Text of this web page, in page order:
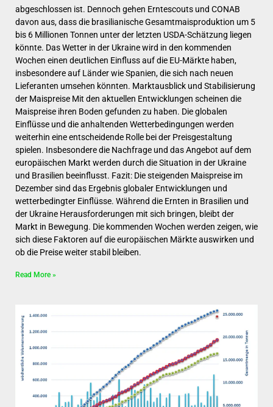
abgeschlossen ist. Dennoch gehen Erntescouts und CONAB
davon aus, dass die brasilianische Gesamtmaisproduktion um 5
bis 6 Millionen Tonnen unter der letzten USDA-Schätzung liegen
könnte. Das Wetter in der Ukraine wird in den kommenden
Wochen einen deutlichen Einfluss auf die EU-Märkte haben,
insbesondere auf Länder wie Spanien, die sich nach neuen
Lieferanten umsehen könnten. Marktausblick und Stabilisierung
der Maispreise Mit den aktuellen Entwicklungen scheinen die
Maispreise ihren Boden gefunden zu haben. Die globalen
Einflüsse und die anhaltenden Wetterbedingungen werden
weiterhin eine entscheidende Rolle bei der Preisgestaltung
spielen. Insbesondere die Nachfrage und das Angebot auf dem
europäischen Markt werden durch die Situation in der Ukraine
und Brasilien beeinflusst. Fazit: Die steigenden Maispreise im
Dezember sind das Ergebnis globaler Entwicklungen und
wetterbedingter Einflüsse. Während die Ernten in Brasilien und
der Ukraine Herausforderungen mit sich bringen, bleibt der
Markt in Bewegung. Die kommenden Wochen werden zeigen, wie
sich diese Faktoren auf die europäischen Märkte auswirken und
ob die Preise weiter stabil bleiben.
Read More »